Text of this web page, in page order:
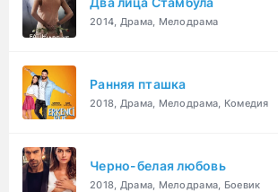
2014, Драма, Мелодрама
Ранняя пташка
2018, Драма, Мелодрама, Комедия
Черно-белая любовь
2018, Драма, Мелодрама, Боевик